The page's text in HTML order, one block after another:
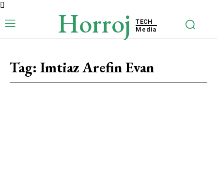
Horroj
TECH
Media
Tag: Imtiaz Arefin Evan